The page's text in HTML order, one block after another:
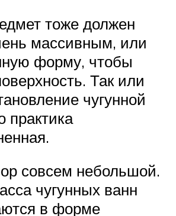
тоже должен
массивным, или
форму, чтобы
Так или
чугунной
практика
совсем небольшой.
чугунных ванн
в форме